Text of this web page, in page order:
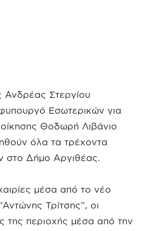
Στεργίου
Εσωτερικών για
Θοδωρή Λιβάνιο
όλα τα τρέχοντα
στο Δήμο Αργιθέας.
μέσα από το νέο
Τρίτσης”, οι
της περιοχής μέσα από την